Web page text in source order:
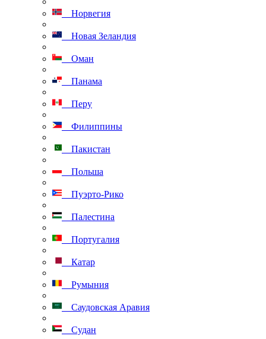
Норвегия
Новая Зеландия
Оман
Панама
Перу
Филиппины
Пакистан
Польша
Пуэрто-Рико
Палестина
Португалия
Катар
Румыния
Саудовская Аравия
Судан